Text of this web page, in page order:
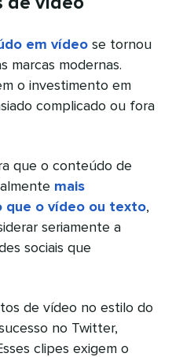
em vídeo se tornou
marcas modernas.
o investimento em
complicado ou fora
que o conteúdo de
mais
que o vídeo ou texto,
seriamente a
sociais que
de vídeo no estilo do
no Twitter,
clipes exigem o